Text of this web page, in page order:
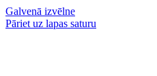
Galvenā izvēlne
Pāriet uz lapas saturu